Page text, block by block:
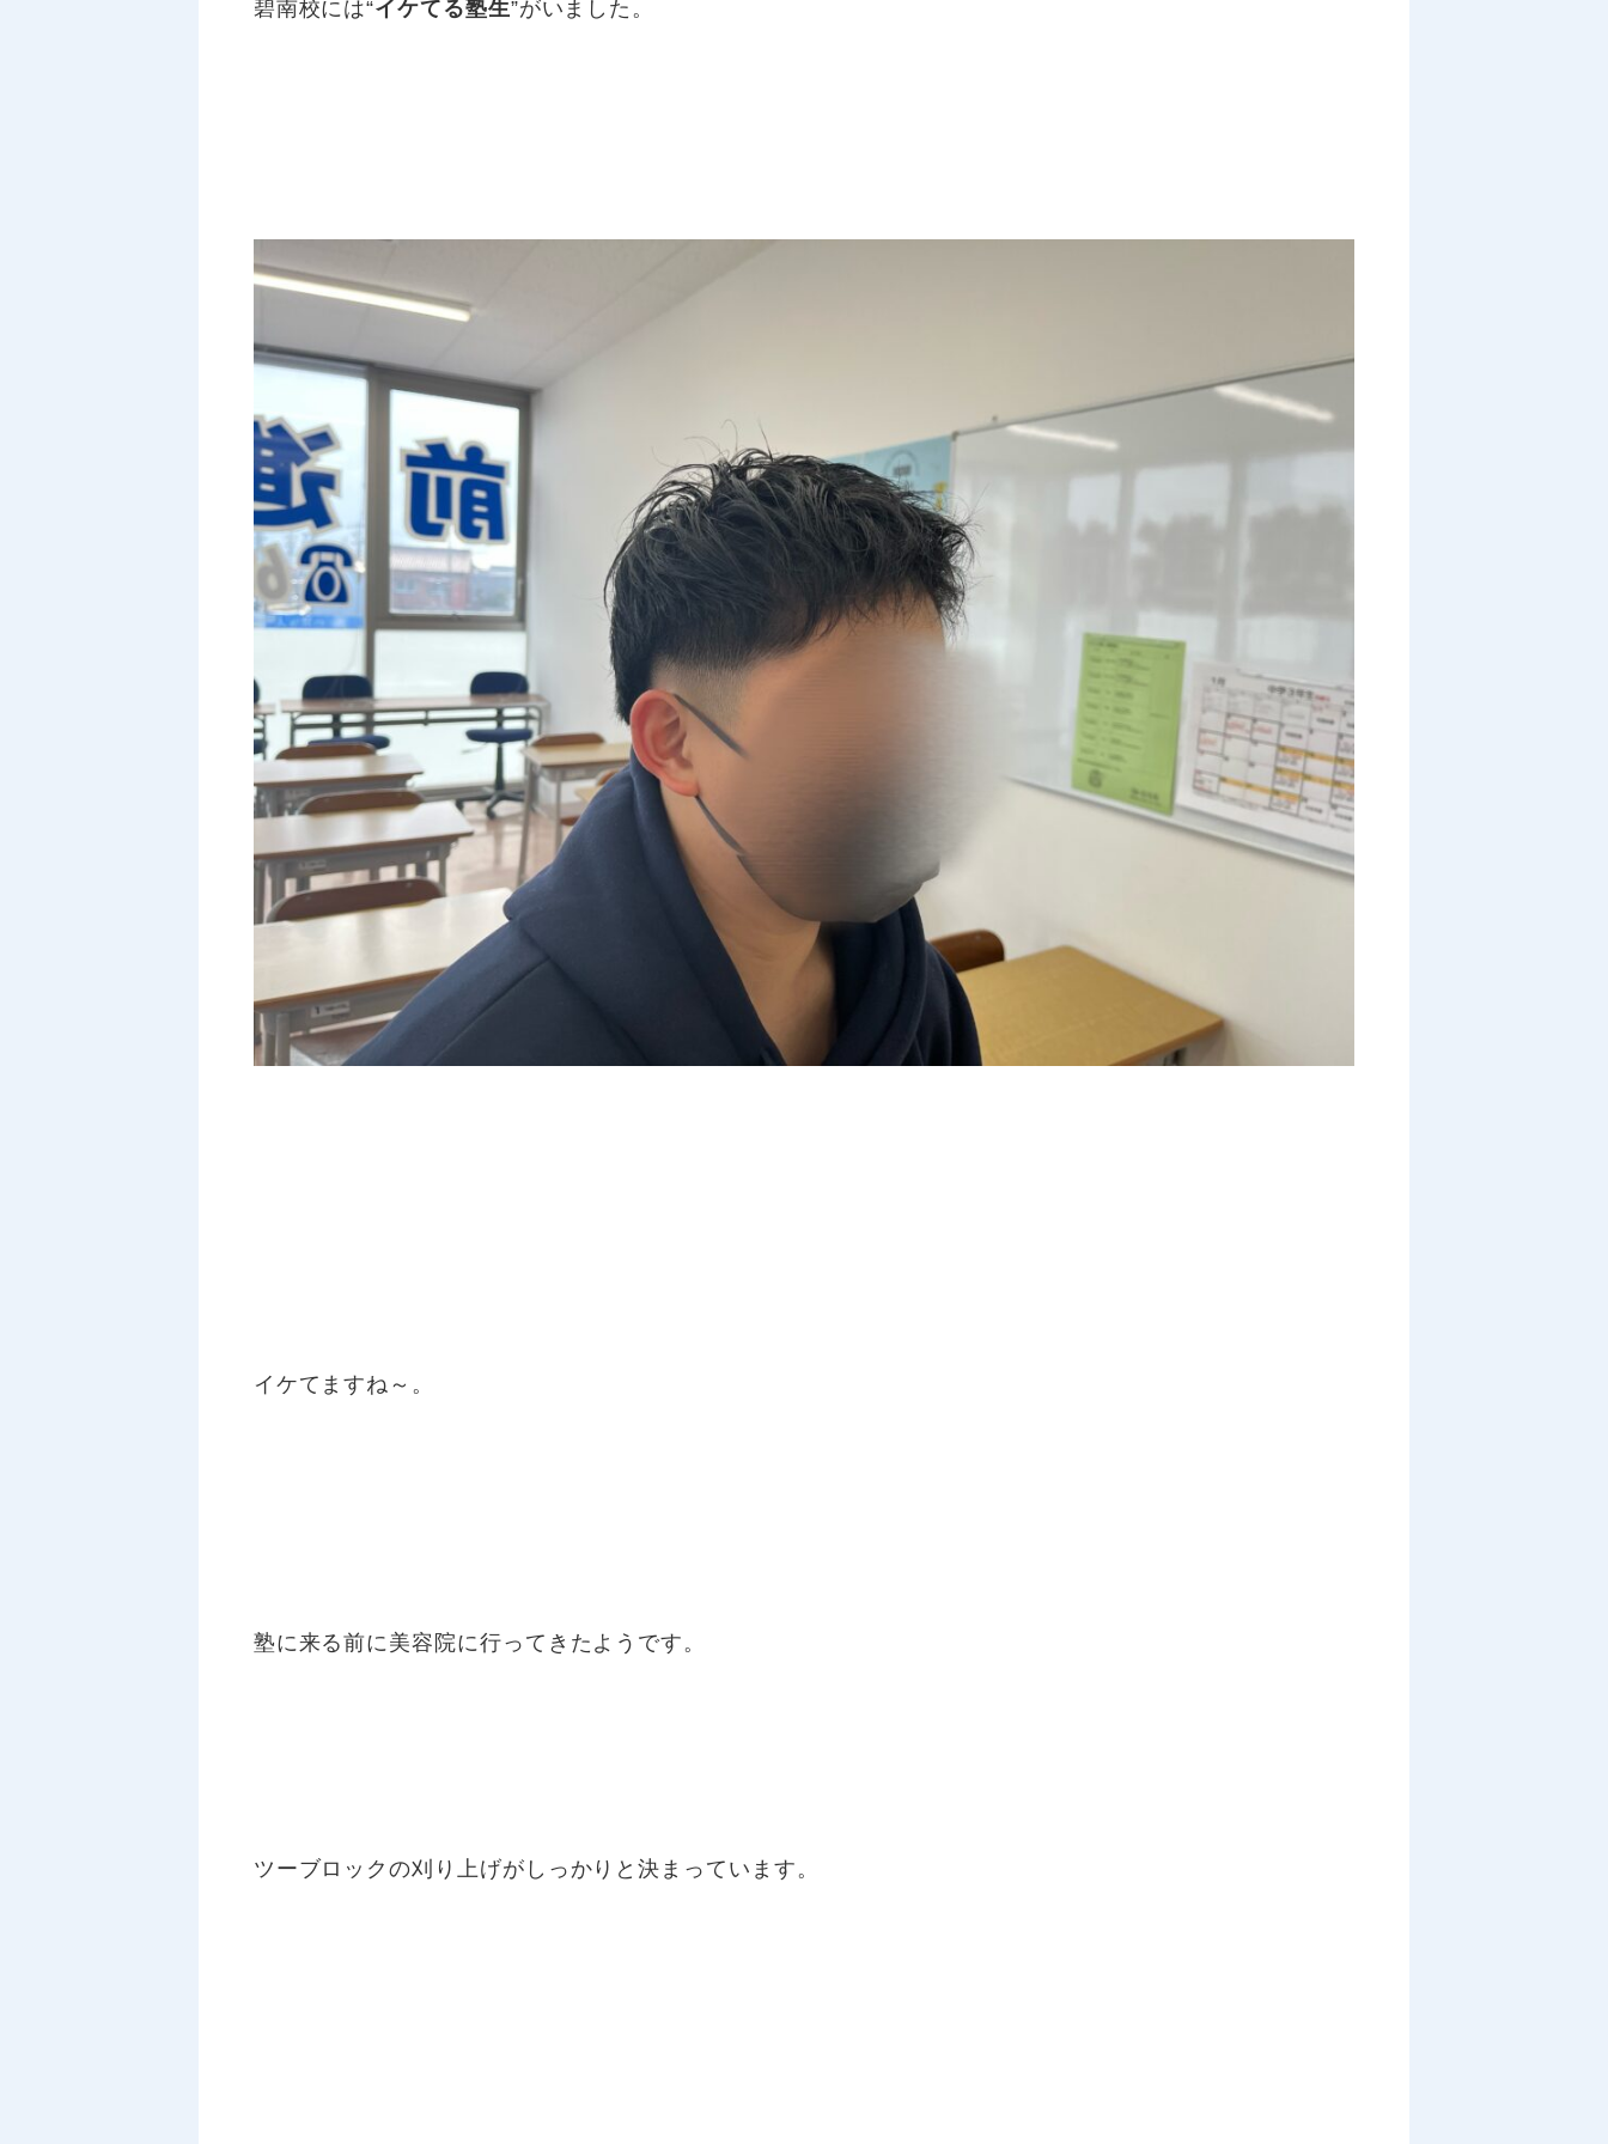
碧南校には“イケてる塾生”がいました。
イケてますね～。
塾に来る前に美容院に行ってきたようです。
ツーブロックの刈り上げがしっかりと決まっています。